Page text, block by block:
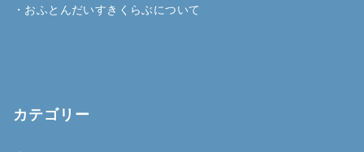
・ おふとんだいすきくらぶについて
カテゴリー